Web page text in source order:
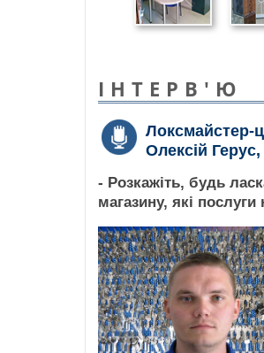
ІНТЕРВ'Ю
Локсмайстер-
Олексій
- Розкажіть, будь
магазину, які послуги